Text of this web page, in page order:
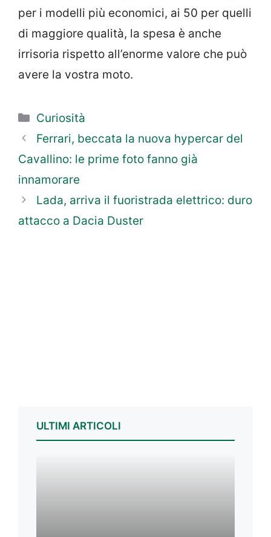
per i modelli più economici, ai 50 per quelli
di maggiore qualità, la spesa è anche
irrisoria rispetto all’enorme valore che può
avere la vostra moto.
Categorie
Curiosità
Ferrari, beccata la nuova hypercar del
Cavallino: le prime foto fanno già
innamorare
Lada, arriva il fuoristrada elettrico: duro
attacco a Dacia Duster
ULTIMI ARTICOLI